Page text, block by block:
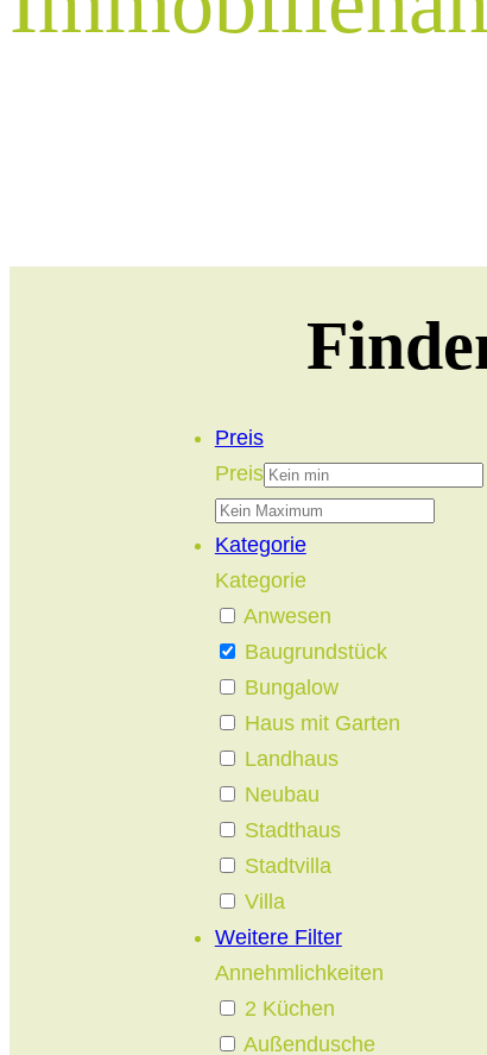
Preis
Preis
Kategorie
Kategorie
Anwesen
Baugrundstück
Bungalow
Haus mit Garten
Landhaus
Neubau
Stadthaus
Stadtvilla
Villa
Weitere Filter
Annehmlichkeiten
2 Küchen
Außendusche